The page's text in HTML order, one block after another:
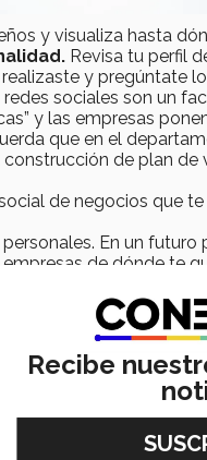
y visualiza hasta
Revisa tu perfil
y pregúntate
sociales son un
y las empresas
que en el
de plan
de negocios que
En un futuro
de dónde te
Servicios/
visión amplia de las
no dejes de buscar.
Recibe